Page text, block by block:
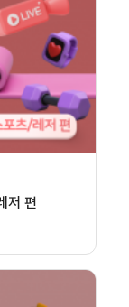
저 편